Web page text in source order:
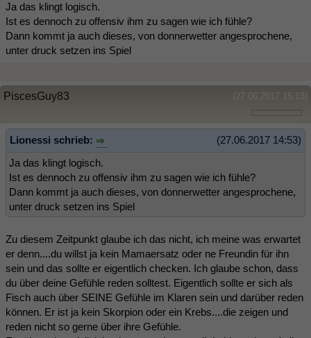
Ja das klingt logisch.
Ist es dennoch zu offensiv ihm zu sagen wie ich fühle?
Dann kommt ja auch dieses, von donnerwetter angesprochene,
unter druck setzen ins Spiel
(27.06.2017 15:13)
PiscesGuy83
(27.06.2017 14:53)
Lionessi schrieb:
Ja das klingt logisch.
Ist es dennoch zu offensiv ihm zu sagen wie ich fühle?
Dann kommt ja auch dieses, von donnerwetter angesprochene,
unter druck setzen ins Spiel
Zu diesem Zeitpunkt glaube ich das nicht, ich meine was erwartet
er denn....du willst ja kein Mamaersatz oder ne Freundin für ihn
sein und das sollte er eigentlich checken. Ich glaube schon, dass
du über deine Gefühle reden solltest. Eigentlich sollte er sich als
Fisch auch über SEINE Gefühle im Klaren sein und darüber reden
können. Er ist ja kein Skorpion oder ein Krebs....die zeigen und
reden nicht so gerne über ihre Gefühle.